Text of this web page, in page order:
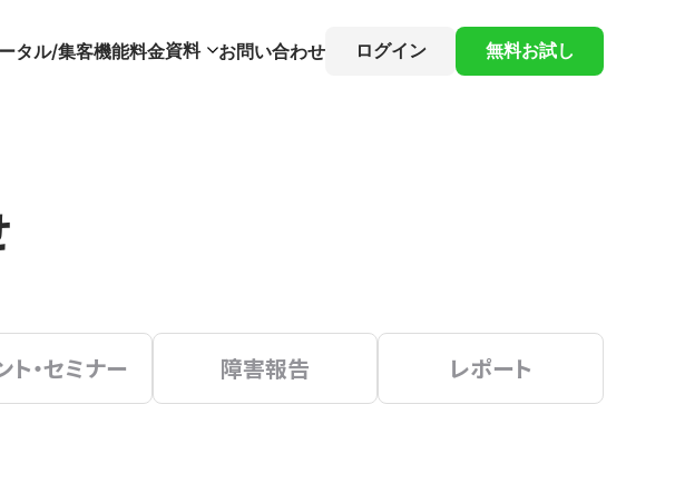
タル/集客機能料金資料 お問い合わせ ログイン 無料お試し
ト・セミナー 障害報告 レポート